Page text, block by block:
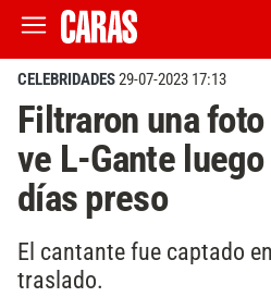
CELEBRIDADES29-07-2023 17:13
Filtraron una
ve L-Gante
días preso
El cantante fue captado
traslado.